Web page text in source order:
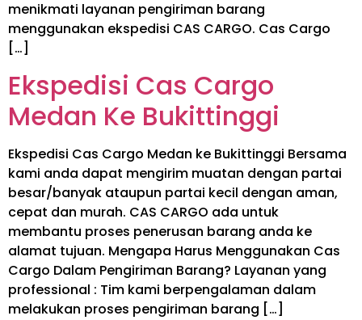
menikmati layanan pengiriman barang
menggunakan ekspedisi CAS CARGO. Cas Cargo
[…]
Ekspedisi Cas Cargo
Medan Ke Bukittinggi
Ekspedisi Cas Cargo Medan ke Bukittinggi Bersama
kami anda dapat mengirim muatan dengan partai
besar/banyak ataupun partai kecil dengan aman,
cepat dan murah. CAS CARGO ada untuk
membantu proses penerusan barang anda ke
alamat tujuan. Mengapa Harus Menggunakan Cas
Cargo Dalam Pengiriman Barang? Layanan yang
professional : Tim kami berpengalaman dalam
melakukan proses pengiriman barang […]